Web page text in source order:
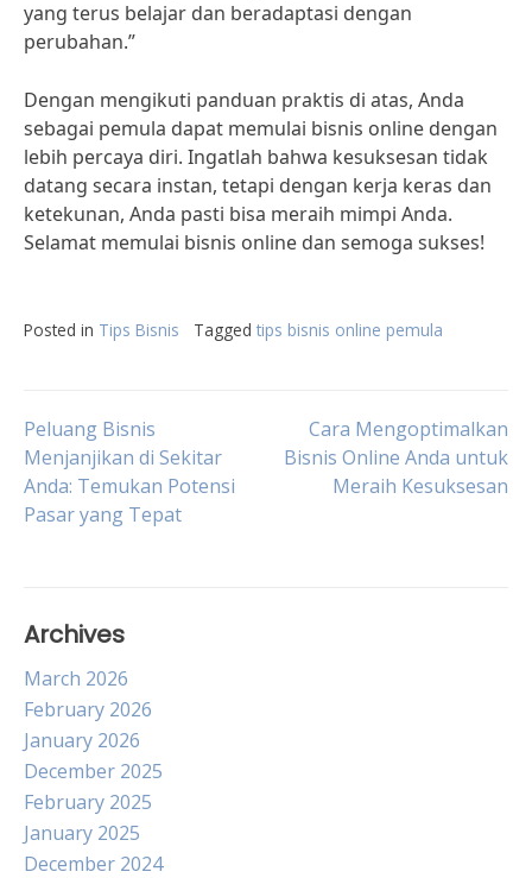
yang terus belajar dan beradaptasi dengan
perubahan.”
Dengan mengikuti panduan praktis di atas, Anda
sebagai pemula dapat memulai bisnis online dengan
lebih percaya diri. Ingatlah bahwa kesuksesan tidak
datang secara instan, tetapi dengan kerja keras dan
ketekunan, Anda pasti bisa meraih mimpi Anda.
Selamat memulai bisnis online dan semoga sukses!
Posted in Tips Bisnis Tagged tips bisnis online pemula
Post
navigation
Peluang Bisnis
Menjanjikan di Sekitar
Anda: Temukan Potensi
Pasar yang Tepat
Cara Mengoptimalkan
Bisnis Online Anda untuk
Meraih Kesuksesan
Archives
March 2026
February 2026
January 2026
December 2025
February 2025
January 2025
December 2024